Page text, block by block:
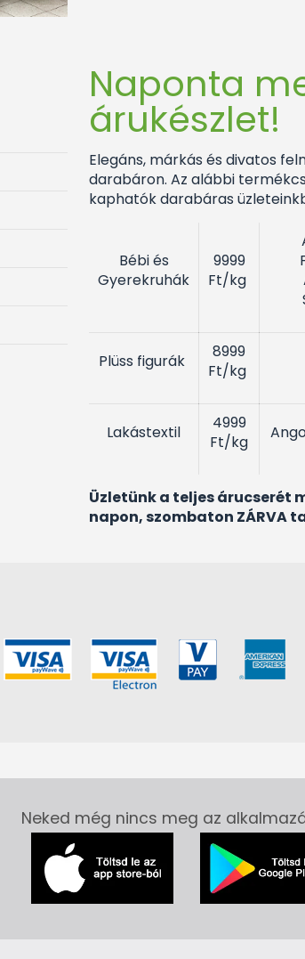
Naponta
árukészlet!
Elegáns, márkás és divatos
darabáron. Az alábbi
kaphatók darabáras
Bébi és
Gyerekruhák
9999
Ft/kg
Plüss figurák
8999
Ft/kg
Lakástextil
4999
Ft/kg
Üzletünk a teljes árucserét
napon, szombaton ZÁRVA
Neked még nincs meg az